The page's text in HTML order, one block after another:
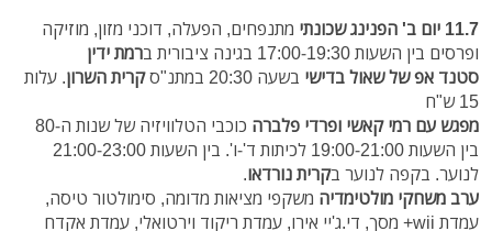
11.7 יום ב'
הפנינג שכונתי מתנפחים, הפעלה, דוכני מזון, מוזיקה
ופרסים בין השעות 17:00-19:30 בגינה ציבורית ברמת ידין
סטנד אפ של שאול בדישי בשעה 20:30 במתנ"ס קרית השרון. עלות
15 ש"ח
מפגש עם רמי קאשי ופרדי פלברה כוכבי הטלוויזיה של שנות ה-80
בין השעות 19:00-21:00 לכיתות ד'-ו'. בין השעות 21:00-23:00
לנוער. בקפה לנוער בקרית נורדאו.
ערב משחקי מולטימדיה משקפי מציאות מדומה, סימולטור טיסה,
עמדת wii+ מסך, די.ג'יי אירו, עמדת ריקוד וירטואלי, עמדת אקדח